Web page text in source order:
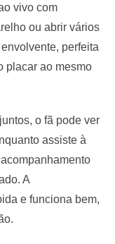
vivo com
ou abrir vários
perfeita
placar ao mesmo
o fã pode ver
assiste à
A
e funciona bem,